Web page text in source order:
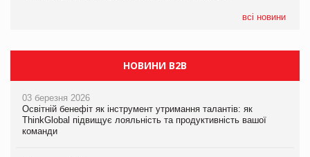
всі новини
НОВИНИ B2B
03 березня 2026
Освітній бенефіт як інструмент утримання талантів: як
ThinkGlobal підвищує лояльність та продуктивність вашої
команди